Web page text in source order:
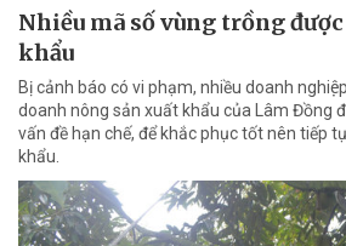
Nhiều mã số vùng trồng
khẩu
Bị cảnh báo có vi phạm, nhiều doanh
doanh nông sản xuất khẩu của Lâm Đồng
vấn đề hạn chế, để khắc phục tốt nên tiếp
khẩu.